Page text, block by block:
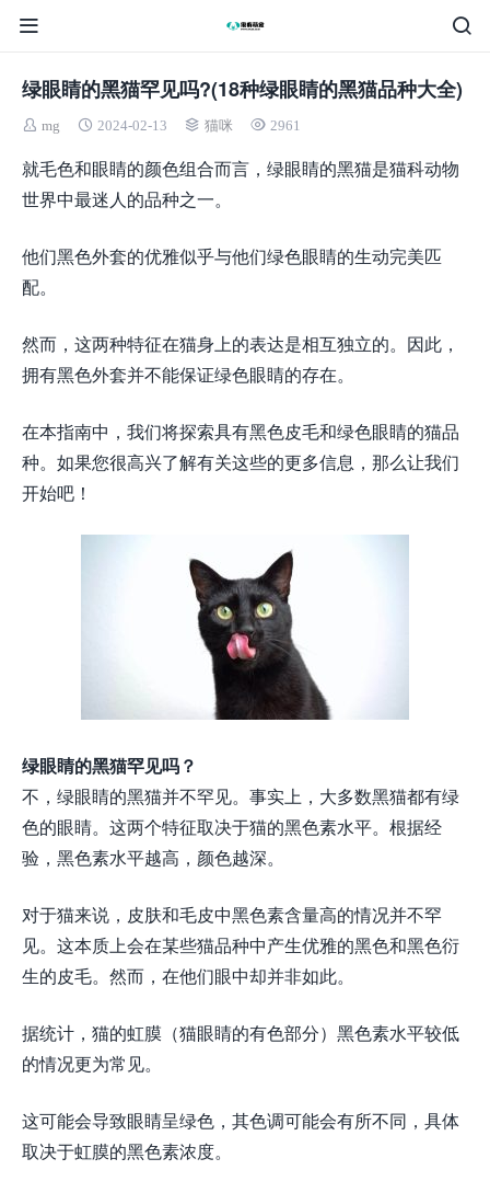
绿眼睛的黑猫罕见吗?(18种绿眼睛的黑猫品种大全)
mg 2024-02-13 猫咪 2961
就毛色和眼睛的颜色组合而言，绿眼睛的黑猫是猫科动物
世界中最迷人的品种之一。
他们黑色外套的优雅似乎与他们绿色眼睛的生动完美匹
配。
然而，这两种特征在猫身上的表达是相互独立的。因此，
拥有黑色外套并不能保证绿色眼睛的存在。
在本指南中，我们将探索具有黑色皮毛和绿色眼睛的猫品
种。如果您很高兴了解有关这些的更多信息，那么让我们
开始吧！
绿眼睛的黑猫罕见吗？
不，绿眼睛的黑猫并不罕见。事实上，大多数黑猫都有绿
色的眼睛。这两个特征取决于猫的黑色素水平。根据经
验，黑色素水平越高，颜色越深。
对于猫来说，皮肤和毛皮中黑色素含量高的情况并不罕
见。这本质上会在某些猫品种中产生优雅的黑色和黑色衍
生的皮毛。然而，在他们眼中却并非如此。
据统计，猫的虹膜（猫眼睛的有色部分）黑色素水平较低
的情况更为常见。
这可能会导致眼睛呈绿色，其色调可能会有所不同，具体
取决于虹膜的黑色素浓度。